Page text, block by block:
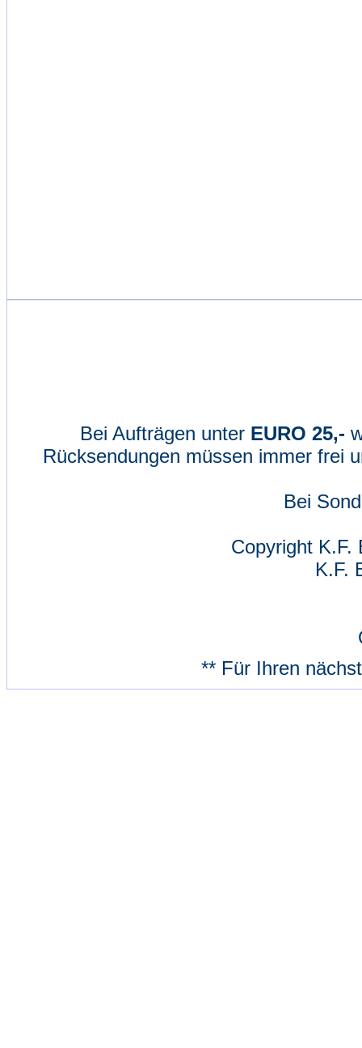
Bei Aufträgen unter EURO 25,-
Rücksendungen müssen immer frei
Bei
Copyright
K.F.
** Für Ihren